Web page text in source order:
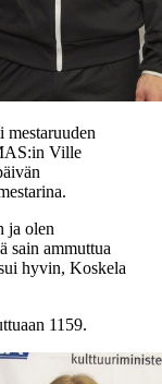
Ville
ja olen
sain ammuttua
hyvin, Koskela
1159.